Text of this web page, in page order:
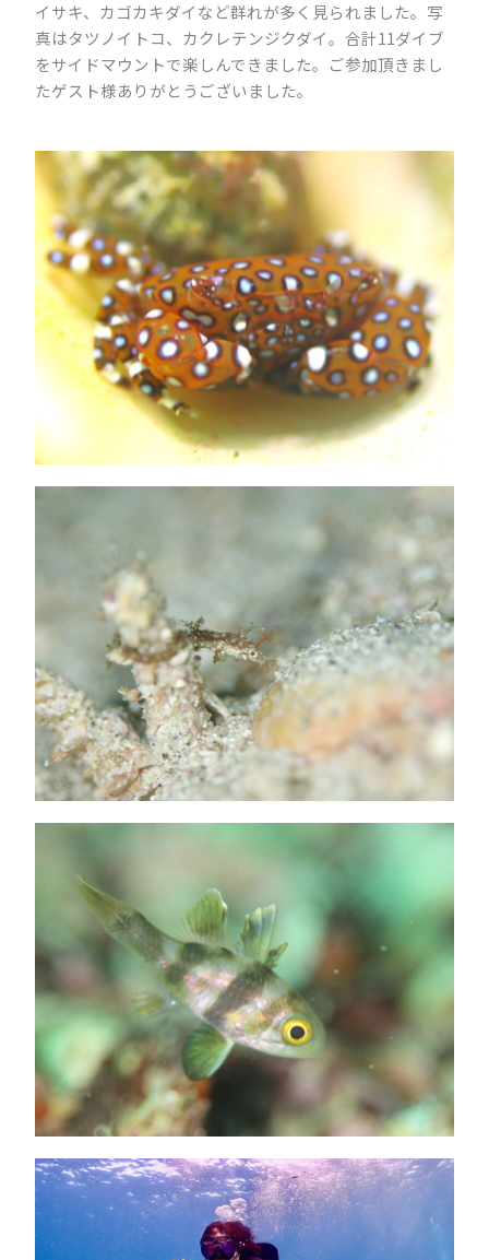
イサキ、カゴカキダイなど群れが多く見られました。写
真はタツノイトコ、カクレテンジクダイ。合計11ダイブ
をサイドマウントで楽しんできました。ご参加頂きまし
たゲスト様ありがとうございました。